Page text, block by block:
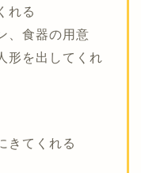
れる
、食器の用意
形を出してくれ
きてくれる